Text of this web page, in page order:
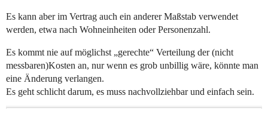
Es kann aber im Vertrag auch ein anderer Maßstab verwendet
werden, etwa nach Wohneinheiten oder Personenzahl.
Es kommt nie auf möglichst „gerechte“ Verteilung der (nicht
messbaren)Kosten an, nur wenn es grob unbillig wäre, könnte man
eine Änderung verlangen.
Es geht schlicht darum, es muss nachvollziehbar und einfach sein.